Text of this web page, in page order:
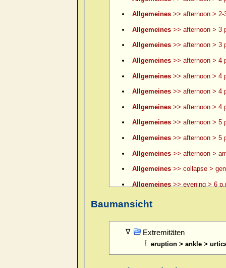
Allgemeines>> afternoon > 2-
Allgemeines>> afternoon > 3
Allgemeines>> afternoon > 3
Allgemeines>> afternoon > 4
Allgemeines>> afternoon > 4
Allgemeines>> afternoon > 4
Allgemeines>> afternoon > 4
Allgemeines>> afternoon > 5
Allgemeines>> afternoon > 5
Allgemeines>> afternoon >
Allgemeines>> collapse >
Allgemeines>> evening > 6
Allgemeines
Allgemeines>> evening > 8
Allgemeines>> evening > 9
Baumansicht
Extremitäten
eruption > ankle >